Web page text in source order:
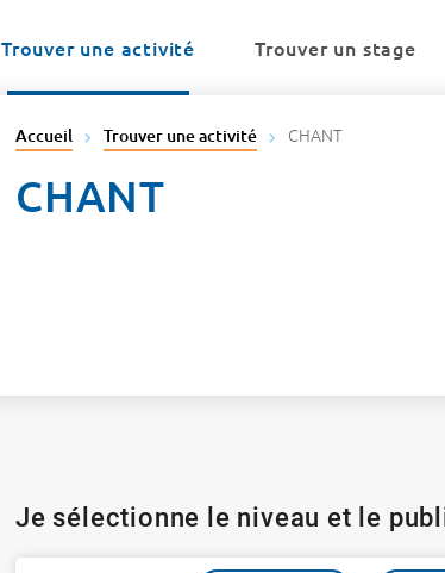
Trouver une activité
Trouver un stage
Accueil Trouver une activité CHANT
CHANT
Je sélectionne le niveau et le